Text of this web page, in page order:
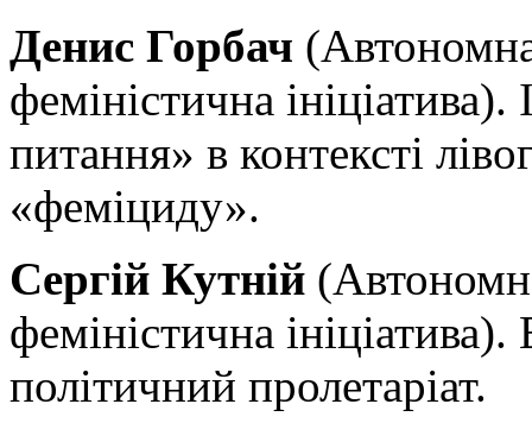
Денис Горбач
феміністична
питання» в контексті
«феміциду».
Сергій Кутній
феміністична
політичний пролетаріат.